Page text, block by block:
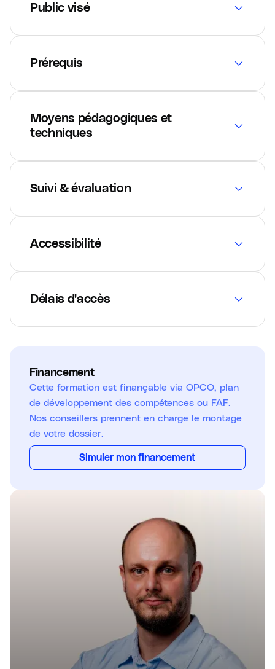
Public visé
Prérequis
Moyens pédagogiques et
techniques
Suivi & évaluation
Accessibilité
Délais d'accès
Financement
Cette formation est finançable via OPCO, plan
de développement des compétences ou FAF.
Nos conseillers prennent en charge le montage
de votre dossier.
Simuler mon financement